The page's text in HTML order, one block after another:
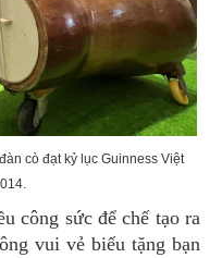
cò đạt kỷ lục Guinness Việt
công sức để chế tạo ra
vui vẻ biếu tặng bạn